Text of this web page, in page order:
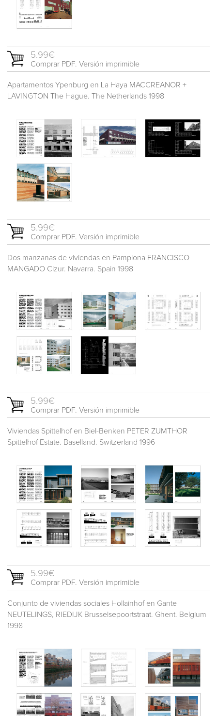
5.99€
Comprar PDF. Versión imprimible
Apartamentos Ypenburg en La Haya MACCREANOR +
LAVINGTON The Hague. The Netherlands 1998
5.99€
Comprar PDF. Versión imprimible
Dos manzanas de viviendas en Pamplona FRANCISCO
MANGADO Cizur. Navarra. Spain 1998
5.99€
Comprar PDF. Versión imprimible
Viviendas Spittelhof en Biel-Benken PETER ZUMTHOR
Spittelhof Estate. Baselland. Switzerland 1996
5.99€
Comprar PDF. Versión imprimible
Conjunto de viviendas sociales Hollainhof en Gante
NEUTELINGS, RIEDIJK Brusselsepoortstraat. Ghent. Belgium
1998